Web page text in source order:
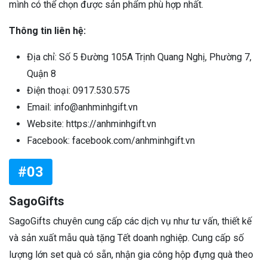
mình có thể chọn được sản phẩm phù hợp nhất.
Thông tin liên hệ:
Địa chỉ: Số 5 Đường 105A Trịnh Quang Nghị, Phường 7,
Quận 8
Điện thoại: 0917.530.575
Email: info@anhminhgift.vn
Website: https://anhminhgift.vn
Facebook: facebook.com/anhminhgift.vn
#03
SagoGifts
SagoGifts chuyên cung cấp các dịch vụ như tư vấn, thiết kế
và sản xuất mẫu quà tặng Tết doanh nghiệp. Cung cấp số
lượng lớn set quà có sẵn, nhận gia công hộp đựng quà theo